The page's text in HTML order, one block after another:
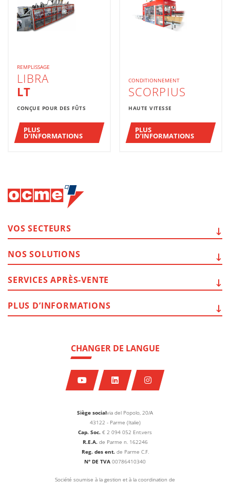
REMPLISSAGE
LIBRA
LT
CONÇUE POUR DES FÛTS
PLUS
D’INFORMATIONS
CONDITIONNEMENT
SCORPIUS
HAUTE VITESSE
PLUS
D’INFORMATIONS
Siège socialvia del Popolo, 20/A
43122 - Parme (Italie)
Cap. Soc. € 2 094 052 Ent.vers
R.E.A.de Parme n. 162246
Reg. des ent.de Parme C.F.
N° DE TVA 00786410340
Société soumise à la gestion et à la coordination de
CHANGER DE LANGUE
VOS SECTEURS
NOS SOLUTIONS
SERVICES APRÈS-VENTE
PLUS D’INFORMATIONS